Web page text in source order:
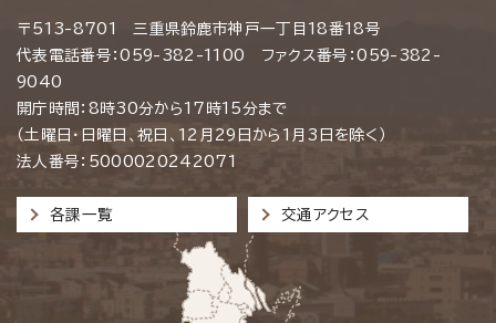
〒513-8701 三重県鈴鹿市神戸一丁目18番18号
代表電話番号：059-382-1100 ファクス番号：059-382-
9040
開庁時間：8時30分から17時15分まで
（土曜日・日曜日、祝日、12月29日から1月3日を除く）
法人番号：5000020242071
各課一覧 交通アクセス